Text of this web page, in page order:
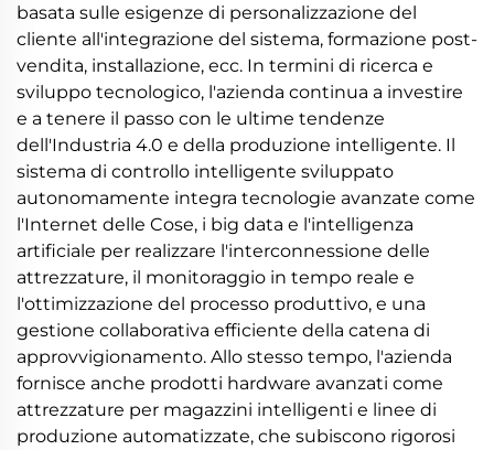
basata sulle esigenze di personalizzazione del
cliente all'integrazione del sistema, formazione post-
vendita, installazione, ecc. In termini di ricerca e
sviluppo tecnologico, l'azienda continua a investire
e a tenere il passo con le ultime tendenze
dell'Industria 4.0 e della produzione intelligente. Il
sistema di controllo intelligente sviluppato
autonomamente integra tecnologie avanzate come
l'Internet delle Cose, i big data e l'intelligenza
artificiale per realizzare l'interconnessione delle
attrezzature, il monitoraggio in tempo reale e
l'ottimizzazione del processo produttivo, e una
gestione collaborativa efficiente della catena di
approvvigionamento. Allo stesso tempo, l'azienda
fornisce anche prodotti hardware avanzati come
attrezzature per magazzini intelligenti e linee di
produzione automatizzate, che subiscono rigorosi